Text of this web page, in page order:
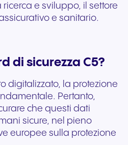
e sviluppo, il settore
e sanitario.
di sicurezza C5?
digitalizzato, la protezione
Pertanto,
che questi dati
sicure, nel pieno
europee sulla protezione